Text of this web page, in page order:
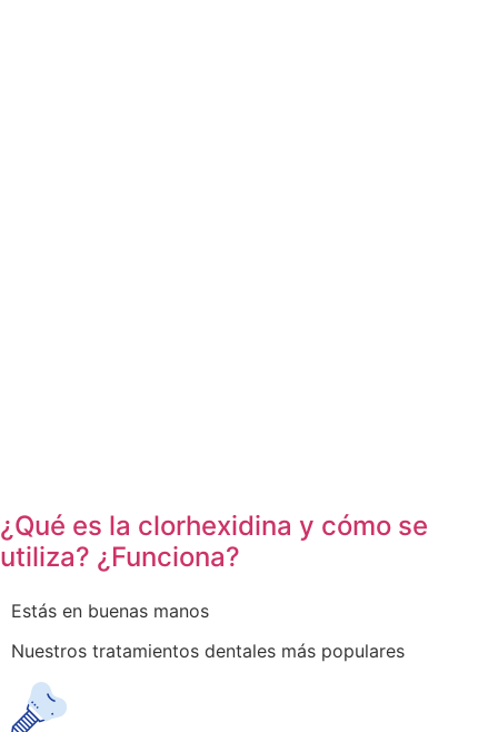
¿Qué es la clorhexidina y cómo se
utiliza? ¿Funciona?
Estás en buenas manos
Nuestros tratamientos dentales más populares